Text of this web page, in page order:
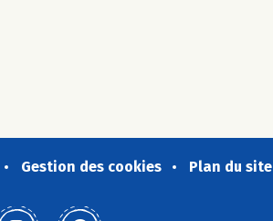
Gestion des cookies Plan du site